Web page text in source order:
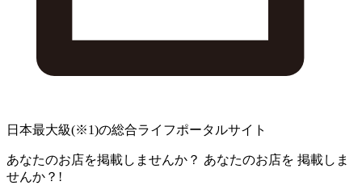
日本最大級(※1)の総合ライフポータルサイト
あなたのお店を掲載しませんか？ あなたのお店を 掲載しま
せんか？!